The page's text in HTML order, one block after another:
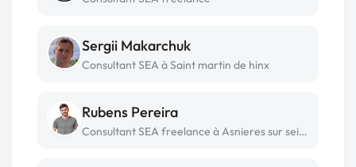
Sergii Makarchuk
Consultant SEA à Saint martin de hinx
Rubens Pereira
Consultant SEA freelance à Asnieres sur seine